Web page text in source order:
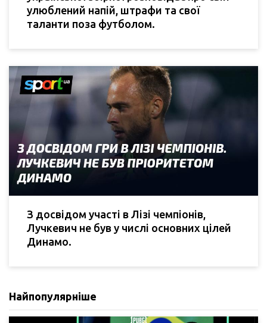
улюблений напій, штрафи та свої
таланти поза футболом.
З досвідом участі в Лізі чемпіонів,
Лучкевич не був у числі основних цілей
Динамо.
Найпопулярніше